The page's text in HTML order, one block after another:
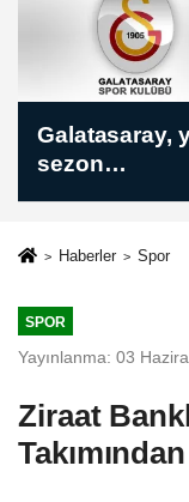
Futbol:
maçı
Haberler Spor
SPOR
Yayınlanma: 03
Ziraat